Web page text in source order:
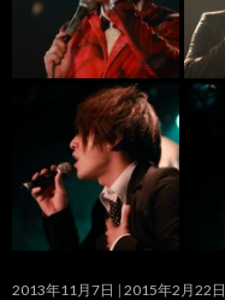
2013年11月7日 2015年2月22日